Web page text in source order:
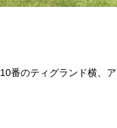
10番のティグランド横、